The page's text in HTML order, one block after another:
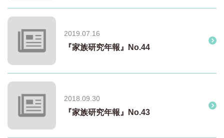
2019.07.16
『家族研究年報』No.44
2018.09.30
『家族研究年報』No.43